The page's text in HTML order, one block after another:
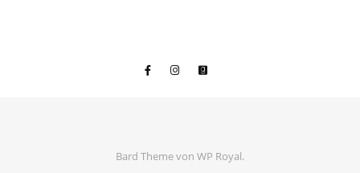
Bard Theme von WP Royal.